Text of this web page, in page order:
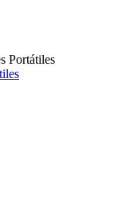
Portátiles